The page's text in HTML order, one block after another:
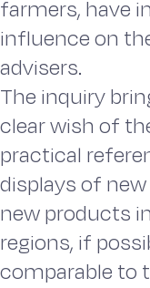
farmers, have
influence on
advisers.
The inquiry
clear wish of
practical
displays of
new products
regions, if
comparable to